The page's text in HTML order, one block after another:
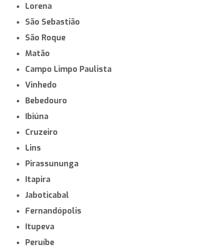
Lorena
São Sebastião
São Roque
Matão
Campo Limpo Paulista
Vinhedo
Bebedouro
Ibiúna
Cruzeiro
Lins
Pirassununga
Itapira
Jaboticabal
Fernandópolis
Itupeva
Peruíbe